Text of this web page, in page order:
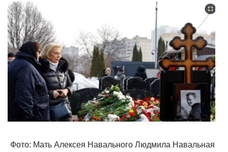
Фото: Мать Алексея Навального Людмила Навальная